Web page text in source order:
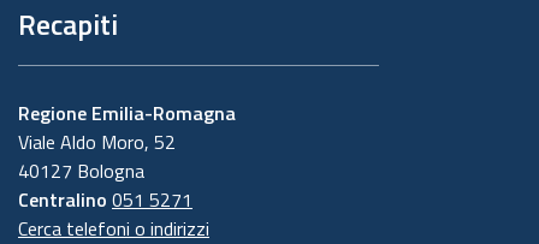
Recapiti
Regione Emilia-Romagna
Viale Aldo Moro, 52
40127 Bologna
Centralino 051 5271
Cerca telefoni o indirizzi